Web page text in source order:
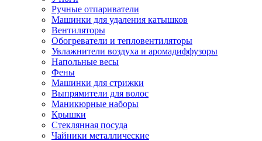
Ручные отпариватели
Машинки для удаления катышков
Вентиляторы
Обогреватели и тепловентиляторы
Увлажнители воздуха и аромадиффузоры
Напольные весы
Фены
Машинки для стрижки
Выпрямители для волос
Маникюрные наборы
Крышки
Стеклянная посуда
Чайники металлические